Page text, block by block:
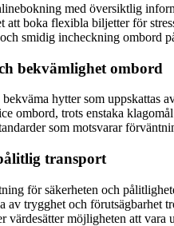
med översiktlig
att boka flexibla biljetter för
smidig incheckning ombord
bekvämlighet ombord
hytter som uppskattas
ombord, trots enstaka
som motsvarar
transport
för säkerheten och
av trygghet och förutsägbarhet
värdesätter möjligheten att vara